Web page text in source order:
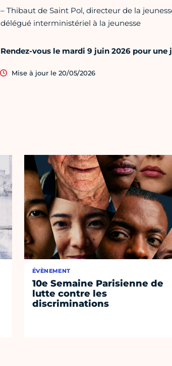
– Thibaut de Saint Pol, directeur de la
délégué interministériel à la jeunesse
Rendez-vous le mardi 9 juin 2026 pour une
Mise à jour le 20/05/2026
ÉVÈNEMENT
10e Semaine Parisienne de
lutte contre les
discriminations